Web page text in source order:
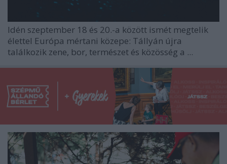
Idén szeptember 18 és 20.-a között ismét megtelik
élettel Európa mértani közepe: Tállyán újra
találkozik zene, bor, természet és közösség a ...